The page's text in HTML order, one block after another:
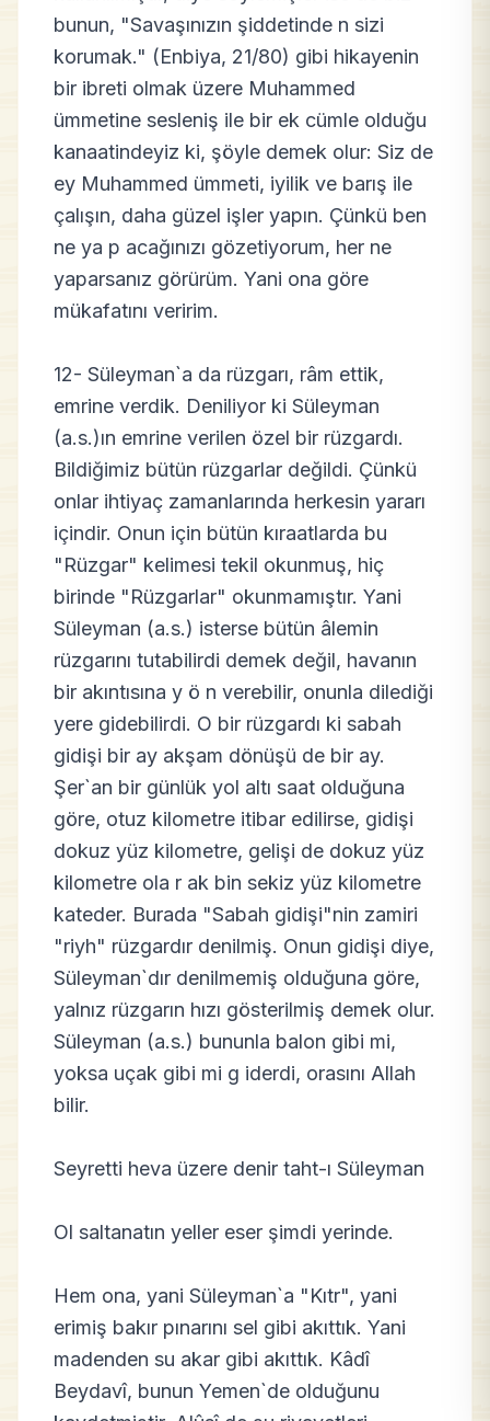
bunun, "Savaşınızın şiddetinde n sizi
korumak." (Enbiya, 21/80) gibi hikayenin
bir ibreti olmak üzere Muhammed
ümmetine sesleniş ile bir ek cümle olduğu
kanaatindeyiz ki, şöyle demek olur: Siz de
ey Muhammed ümmeti, iyilik ve barış ile
çalışın, daha güzel işler yapın. Çünkü ben
ne ya p acağınızı gözetiyorum, her ne
yaparsanız görürüm. Yani ona göre
mükafatını veririm.
12- Süleyman`a da rüzgarı, râm ettik,
emrine verdik. Deniliyor ki Süleyman
(a.s.)ın emrine verilen özel bir rüzgardı.
Bildiğimiz bütün rüzgarlar değildi. Çünkü
onlar ihtiyaç zamanlarında herkesin yararı
içindir. Onun için bütün kıraatlarda bu
"Rüzgar" kelimesi tekil okunmuş, hiç
birinde "Rüzgarlar" okunmamıştır. Yani
Süleyman (a.s.) isterse bütün âlemin
rüzgarını tutabilirdi demek değil, havanın
bir akıntısına y ö n verebilir, onunla dilediği
yere gidebilirdi. O bir rüzgardı ki sabah
gidişi bir ay akşam dönüşü de bir ay.
Şer`an bir günlük yol altı saat olduğuna
göre, otuz kilometre itibar edilirse, gidişi
dokuz yüz kilometre, gelişi de dokuz yüz
kilometre ola r ak bin sekiz yüz kilometre
kateder. Burada "Sabah gidişi"nin zamiri
"riyh" rüzgardır denilmiş. Onun gidişi diye,
Süleyman`dır denilmemiş olduğuna göre,
yalnız rüzgarın hızı gösterilmiş demek olur.
Süleyman (a.s.) bununla balon gibi mi,
yoksa uçak gibi mi g iderdi, orasını Allah
bilir.
Seyretti heva üzere denir taht-ı Süleyman
Ol saltanatın yeller eser şimdi yerinde.
Hem ona, yani Süleyman`a "Kıtr", yani
erimiş bakır pınarını sel gibi akıttık. Yani
madenden su akar gibi akıttık. Kâdî
Beydavî, bunun Yemen`de olduğunu